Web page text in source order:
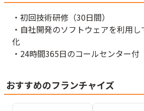
・初回技術研修（30日間）
・自社開発のソフトウェアを利用
化
・24時間365日のコールセンター付
おすすめのフランチャイズ